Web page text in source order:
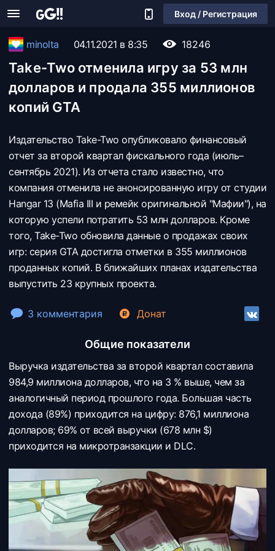
Вход / Регистрация
minolta 04.11.2021 в 8:35 18246
Take-Two отменила игру за 53 млн
долларов и продала 355 миллионов
копий GTA
Издательство Take-Two опубликовало финансовый
отчет за второй квартал фискального года (июль–
сентябрь 2021). Из отчета стало известно, что
компания отменила не анонсированную игру от студии
Hangar 13 (Mafia III и ремейк оригинальной "Мафии"), на
которую успели потратить 53 млн долларов. Кроме
того, Take-Two обновила данные о продажах своих
игр: серия GTA достигла отметки в 355 миллионов
проданных копий. В ближайших планах издательства
выпустить 23 крупных проекта.
3 комментария Донат
Общие показатели
Выручка издательства за второй квартал составила
984,9 миллиона долларов, что на 3 % выше, чем за
аналогичный период прошлого года. Большая часть
дохода (89%) приходится на цифру: 876,1 миллиона
долларов; 69% от всей выручки (678 млн $)
приходится на микротранзакции и DLC.